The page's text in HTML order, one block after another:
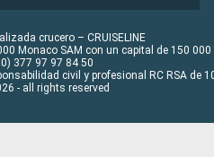
crucero – CRUISELINE
Monaco SAM con un capital de 150 000
377 97 97 84 50
civil y profesional RC RSA de
- all rights reserved